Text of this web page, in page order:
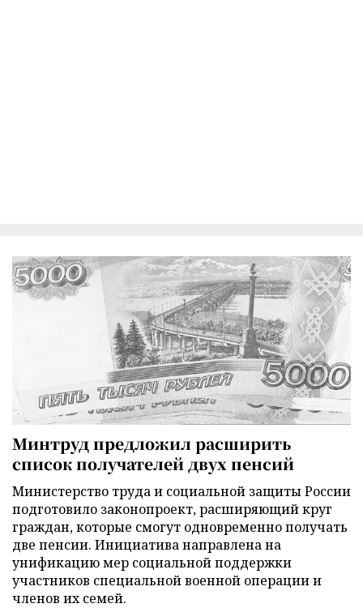
Минтруд предложил расширить
список получателей двух пенсий
Министерство труда и социальной защиты России
подготовило законопроект, расширяющий круг
граждан, которые смогут одновременно получать
две пенсии. Инициатива направлена на
унификацию мер социальной поддержки
участников специальной военной операции и
членов их семей.